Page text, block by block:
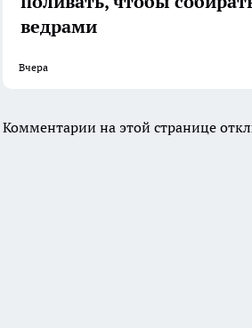
ведрами
Вчера
Комментарии на этой странице